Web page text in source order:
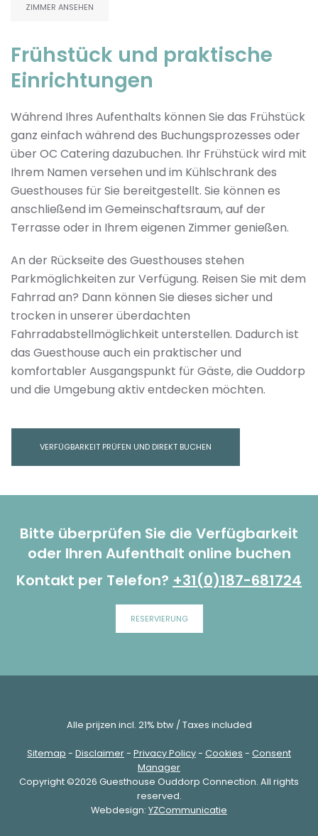
ZIMMER ANSEHEN
Frühstück und praktische
Einrichtungen
Während Ihres Aufenthalts können Sie das Frühstück
ganz einfach während des Buchungsprozesses oder
über OC Catering dazubuchen. Ihr Frühstück wird mit
Ihrem Namen versehen und im Kühlschrank des
Guesthouses für Sie bereitgestellt. Sie können es
anschließend im Gemeinschaftsraum, auf der
Terrasse oder in Ihrem eigenen Zimmer genießen.
An der Rückseite des Guesthouses stehen
Parkmöglichkeiten zur Verfügung. Reisen Sie mit dem
Fahrrad an? Dann können Sie dieses sicher und
trocken in unserer überdachten
Fahrradabstellmöglichkeit unterstellen. Dadurch ist
das Guesthouse auch ein praktischer und
komfortabler Ausgangspunkt für Gäste, die Ouddorp
und die Umgebung aktiv entdecken möchten.
VERFÜGBARKEIT PRÜFEN UND DIREKT BUCHEN
Bitte überprüfen Sie die Verfügbarkeit
oder Ihren Aufenthalt online buchen
Kontakt per Telefon? +31(0)187-681724
RESERVIERUNG
Alle prijzen incl. 21% btw / Taxes included
Sitemap - Disclaimer- Privacy Policy- Cookies - Consent
Manager
Copyright ©2026 Guesthouse Ouddorp Connection. All rights
reserved.
Webdesign: YZCommunicatie